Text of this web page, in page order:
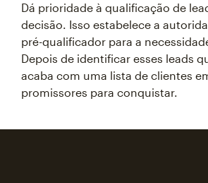
Dá prioridade à qualificação de
decisão. Isso estabelece a
pré-qualificador para a
Depois de identificar esses leads
acaba com uma lista de clientes
promissores para conquistar.